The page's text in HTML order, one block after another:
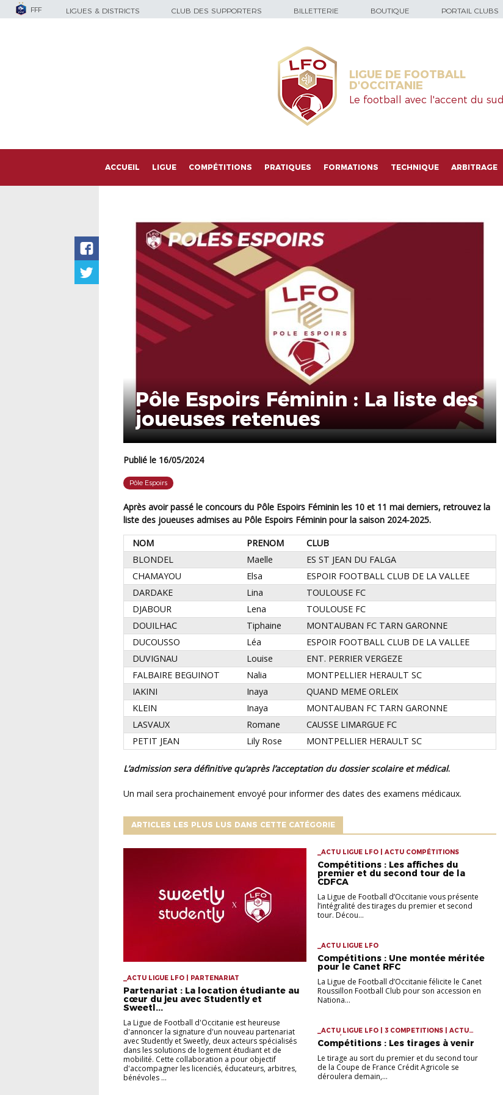
FFF LIGUES & DISTRICTS CLUB DES SUPPORTERS BILLETTERIE BOUTIQUE PORTAIL CLUBS
LIGUE DE FOOTBALL
D'OCCITANIE
Le football avec l'accent du sud.
ACCUEIL LIGUE COMPÉTITIONS PRATIQUES FORMATIONS TECHNIQUE ARBITRAGE
Pôle Espoirs Féminin : La liste des
joueuses retenues
Publié le 16/05/2024
Pôle Espoirs
Après avoir passé le concours du Pôle Espoirs Féminin les 10 et 11 mai derniers, retrouvez la
liste des joueuses admises au Pôle Espoirs Féminin pour la saison 2024-2025.
NOM PRENOM
CLUB
BLONDEL
Maelle
ES ST JEAN DU FALGA
CHAMAYOU
Elsa
ESPOIR FOOTBALL CLUB DE LA VALLEE
DARDAKE
Lina
TOULOUSE FC
DJABOUR
Lena
TOULOUSE FC
DOUILHAC
Tiphaine
MONTAUBAN FC TARN GARONNE
DUCOUSSO
Léa
ESPOIR FOOTBALL CLUB DE LA VALLEE
DUVIGNAU
Louise
ENT. PERRIER VERGEZE
FALBAIRE BEGUINOT
Nalia
MONTPELLIER HERAULT SC
IAKINI
Inaya
QUAND MEME ORLEIX
KLEIN
Inaya
MONTAUBAN FC TARN GARONNE
LASVAUX
Romane
CAUSSE LIMARGUE FC
PETIT JEAN
Lily Rose MONTPELLIER HERAULT SC
L’admission sera définitive qu’après l’acceptation du dossier scolaire et médical.
Un mail sera prochainement envoyé pour informer des dates des examens médicaux.
ARTICLES LES PLUS LUS DANS CETTE CATÉGORIE
_ACTU LIGUE LFO | PARTENARIAT
Partenariat : La location étudiante au
cœur du jeu avec Studently et
Sweetl...
La Ligue de Football d'Occitanie est heureuse
d'annoncer la signature d'un nouveau partenariat
avec Studently et Sweetly, deux acteurs spécialisés
dans les solutions de logement étudiant et de
mobilité. Cette collaboration a pour objectif
d'accompagner les licenciés, éducateurs, arbitres,
bénévoles ...
_ACTU LIGUE LFO | ACTU COMPÉTITIONS
Compétitions : Les affiches du
premier et du second tour de la
CDFCA
La Ligue de Football d’Occitanie vous présente
l’intégralité des tirages du premier et second
tour. Décou...
_ACTU LIGUE LFO
Compétitions : Une montée méritée
pour le Canet RFC
La Ligue de Football d’Occitanie félicite le Canet
Roussillon Football Club pour son accession en
Nationa...
_ACTU LIGUE LFO | 3 COMPETITIONS | ACTU
COMPÉTITIONS
Compétitions : Les tirages à venir
Le tirage au sort du premier et du second tour
de la Coupe de France Crédit Agricole se
déroulera demain,...